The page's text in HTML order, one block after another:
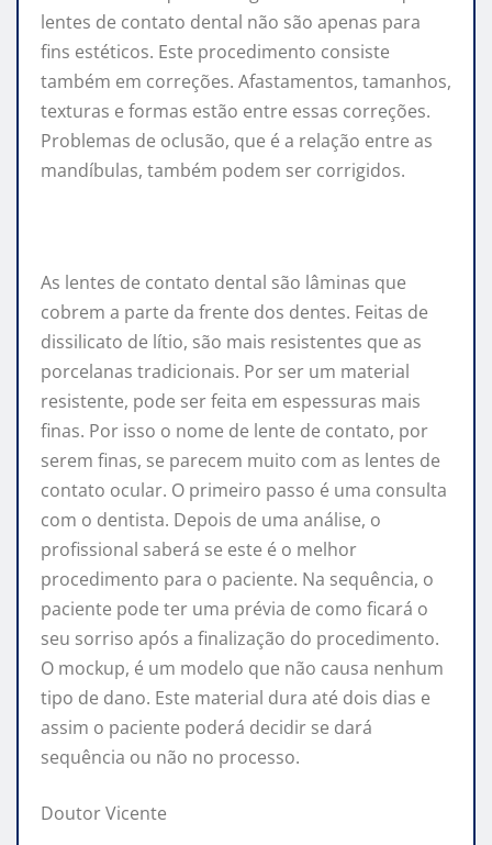
lentes de contato dental não são apenas para
fins estéticos. Este procedimento consiste
também em correções. Afastamentos, tamanhos,
texturas e formas estão entre essas correções.
Problemas de oclusão, que é a relação entre as
mandíbulas, também podem ser corrigidos.
As lentes de contato dental são lâminas que
cobrem a parte da frente dos dentes. Feitas de
dissilicato de lítio, são mais resistentes que as
porcelanas tradicionais. Por ser um material
resistente, pode ser feita em espessuras mais
finas. Por isso o nome de lente de contato, por
serem finas, se parecem muito com as lentes de
contato ocular. O primeiro passo é uma consulta
com o dentista. Depois de uma análise, o
profissional saberá se este é o melhor
procedimento para o paciente. Na sequência, o
paciente pode ter uma prévia de como ficará o
seu sorriso após a finalização do procedimento.
O mockup, é um modelo que não causa nenhum
tipo de dano. Este material dura até dois dias e
assim o paciente poderá decidir se dará
sequência ou não no processo.
Doutor Vicente